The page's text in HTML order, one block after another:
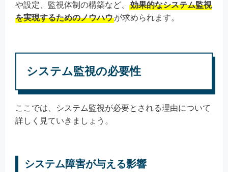
や設定、監視体制の構築など、
効果的なシステム監視
を実現するためのノウハウが求められます。
システム監視の必要性
ここでは、システム監視が必要とされる理由について
詳しく見ていきましょう。
システム障害が与える影響